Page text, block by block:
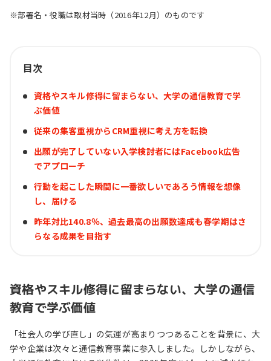
※部署名・役職は取材当時（2016年12月）のものです
目次
資格やスキル修得に留まらない、大学の通信教育で学
ぶ価値
従来の集客重視からCRM重視に考え方を転換
出願が完了していない入学検討者にはFacebook広告
でアプローチ
行動を起こした瞬間に一番欲しいであろう情報を想像
し、届ける
昨年対比140.8％、過去最高の出願数達成も春学期はさ
らなる成果を目指す
資格やスキル修得に留まらない、大学の通信
教育で学ぶ価値
「社会人の学び直し」の気運が高まりつつあることを背景に、大
学や企業は次々と通信教育事業に参入しました。しかしながら、